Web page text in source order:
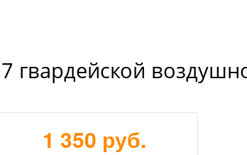
гвардейской
1 350 руб.